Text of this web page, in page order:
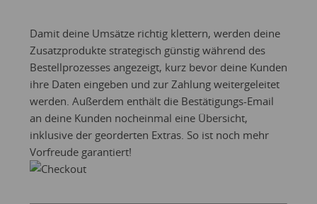
Damit deine Umsätze richtig klettern, werden deine
Zusatzprodukte strategisch günstig während des
Bestellprozesses angezeigt, kurz bevor deine Kunden
ihre Daten eingeben und zur Zahlung weitergeleitet
werden. Außerdem enthält die Bestätigungs-Email
an deine Kunden nocheinmal eine Übersicht,
inklusive der georderten Extras. So ist noch mehr
Vorfreude garantiert!